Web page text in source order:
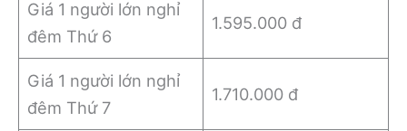
Giá 1 người lớn nghỉ
đêm Thứ 6
1.595.000 đ
Giá 1 người lớn nghỉ
đêm Thứ 7
1.710.000 đ